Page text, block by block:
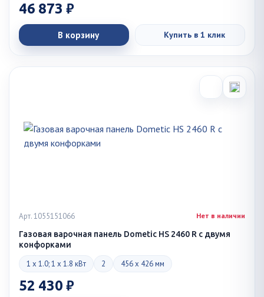
46 873 ₽
В корзину Купить в 1 клик
Арт. 1055151066 Нет в наличии
Газовая варочная панель Dometic HS 2460 R с двумя
конфорками
1 x 1.0; 1 x 1.8 кВт 2 456 x 426 мм
52 430 ₽